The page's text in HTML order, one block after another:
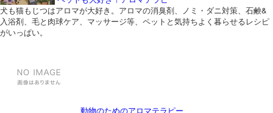
犬も猫もじつはアロマが大好き。アロマの消臭剤、ノミ・ダニ対策、石鹸&
入浴剤、毛と肉球ケア、マッサージ等、ペットと気持ちよく暮らせるレシピ
がいっぱい。
動物のためのアロマテラピー